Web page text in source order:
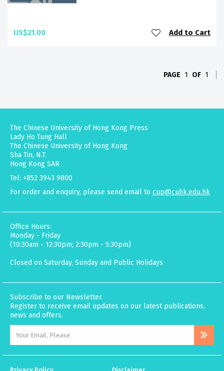
US$21.00 Add to Cart
PAGE 1 OF 1
The Chinese University of Hong Kong Press
Lady Ho Tung Hall
The Chinese University of Hong Kong
Sha Tin, N.T.
Hong Kong SAR
Tel: +852 3943 9800
For order and enquiry, please send email to cup@cuhk.edu.hk
Office Hours:
Monday - Friday
(10:30am - 12:30pm; 2:30pm - 5:30pm)
Closed on Saturday, Sunday and Public Holidays
Subscribe to our Newsletter.
Register to receive email updates on our latest publications,
news and offers.